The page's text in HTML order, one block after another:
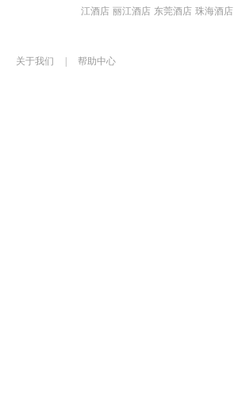
江酒店 丽江酒店 东莞酒店 珠海酒店
关于我们
帮助中心